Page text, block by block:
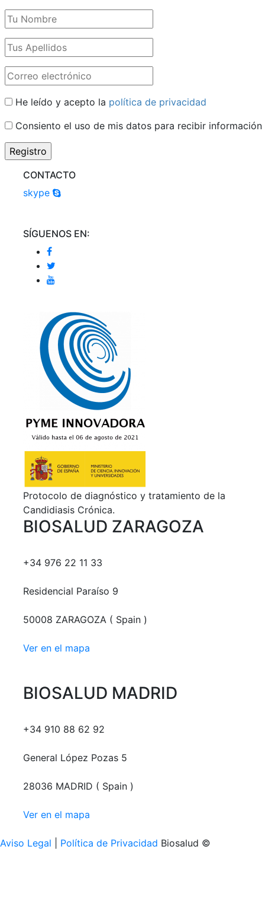
He leído y acepto la política de privacidad
Consiento el uso de mis datos para recibir información
CONTACTO
skype
SÍGUENOS EN:
Protocolo de diagnóstico y tratamiento de la
Candidiasis Crónica.
BIOSALUD ZARAGOZA
+34 976 22 11 33
Residencial Paraíso 9
50008 ZARAGOZA ( Spain )
Ver en el mapa
BIOSALUD MADRID
+34 910 88 62 92
General López Pozas 5
28036 MADRID ( Spain )
Ver en el mapa
Aviso Legal Política de Privacidad Biosalud ©